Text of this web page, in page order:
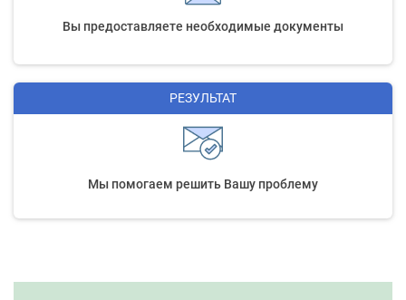
Вы предоставляете необходимые документы
РЕЗУЛЬТАТ
Мы помогаем решить Вашу проблему